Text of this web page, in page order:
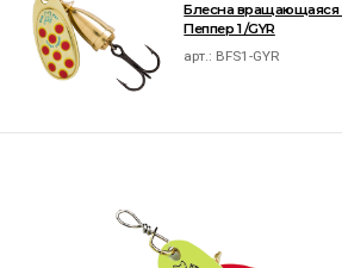
Блесна вращающаяся
Пеппер 1 /GYR
арт.: BFS1-GYR